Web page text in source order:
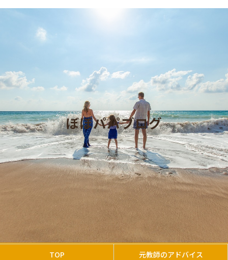
ぼぼパパブログ
TOP
元教師のアドバイス